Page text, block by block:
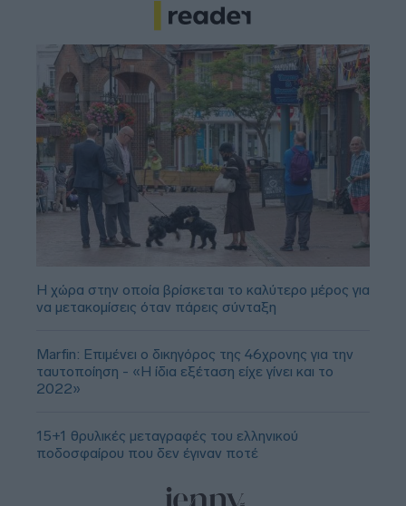
Η χώρα στην οποία βρίσκεται το καλύτερο μέρος για
να μετακομίσεις όταν πάρεις σύνταξη
Marfin: Επιμένει ο δικηγόρος της 46χρονης για την
ταυτοποίηση - «Η ίδια εξέταση είχε γίνει και το
2022»
15+1 θρυλικές μεταγραφές του ελληνικού
ποδοσφαίρου που δεν έγιναν ποτέ